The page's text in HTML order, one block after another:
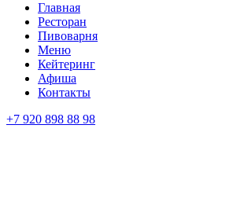
Главная
Ресторан
Пивоварня
Меню
Кейтеринг
Афиша
Контакты
+7 920 898 88 98